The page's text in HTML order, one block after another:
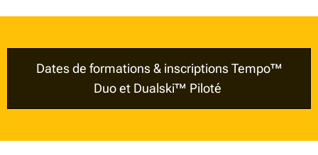
Dates de formations & inscriptions Tempo™
Duo et Dualski™ Piloté